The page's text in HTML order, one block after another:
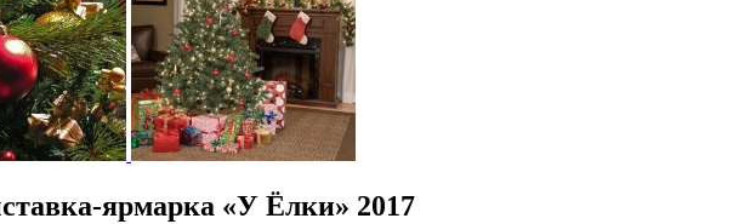
ярмарка «У Ёлки» 2017